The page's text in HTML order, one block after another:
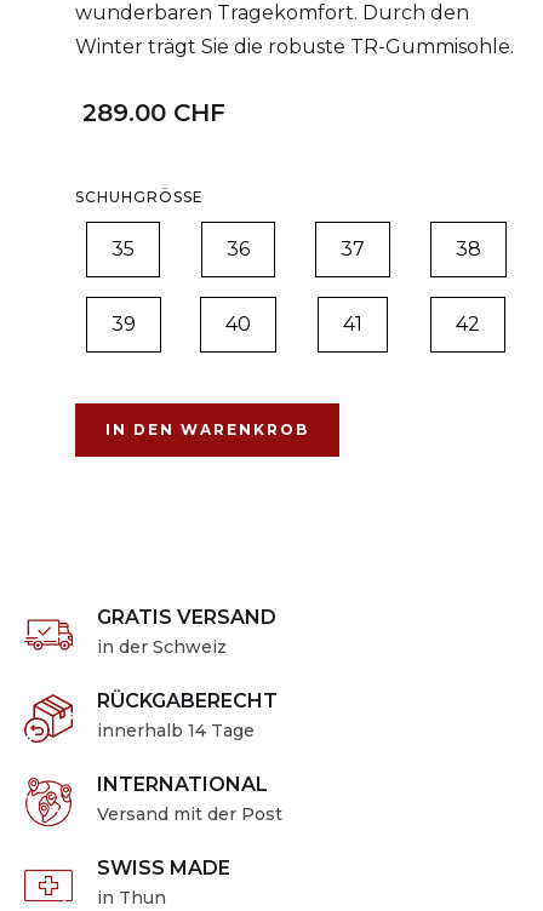
wunderbaren Tragekomfort. Durch den
Winter trägt Sie die robuste TR-Gummisohle.
289.00 CHF
SCHUHGRÖSSE
35 36 37 38
39 40 41 42
GRATIS VERSAND
in der Schweiz
RÜCKGABERECHT
innerhalb 14 Tage
INTERNATIONAL
Versand mit der Post
SWISS MADE
in Thun